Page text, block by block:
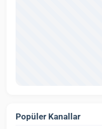
Popüler Kanallar